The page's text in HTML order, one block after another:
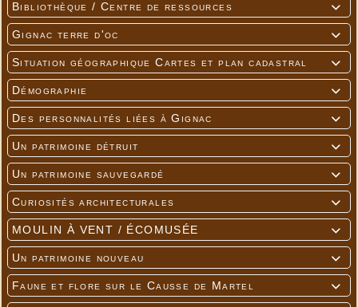

Bibliothèque / Centre de ressources

Gignac terre d'oc

Situation géographique Cartes et plan cadastral

Démographie

Des personnalités liées à Gignac

Un patrimoine détruit

Un patrimoine sauvegardé

Curiosités architecturales

MOULIN À VENT / ÉCOMUSÉE

Un patrimoine nouveau

Faune et flore sur le Causse de Martel